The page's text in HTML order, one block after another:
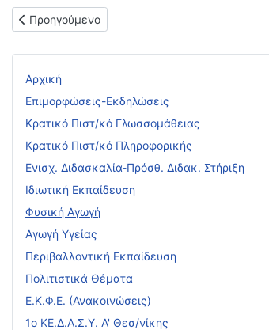
Αρχική
Επιμορφώσεις-Εκδηλώσεις
Κρατικό Πιστ/κό Γλωσσομάθειας
Κρατικό Πιστ/κό Πληροφορικής
Ενισχ. Διδασκαλία-Πρόσθ. Διδακ. Στήριξη
Ιδιωτική Εκπαίδευση
Φυσική Αγωγή
Αγωγή Υγείας
Περιβαλλοντική Εκπαίδευση
Πολιτιστικά Θέματα
Ε.Κ.Φ.Ε. (Ανακοινώσεις)
1ο ΚΕ.Δ.Α.Σ.Υ. Α' Θεσ/νίκης
Προηγούμενο άρθρο: Έγκριση διεξαγωγής
Προηγούμενο